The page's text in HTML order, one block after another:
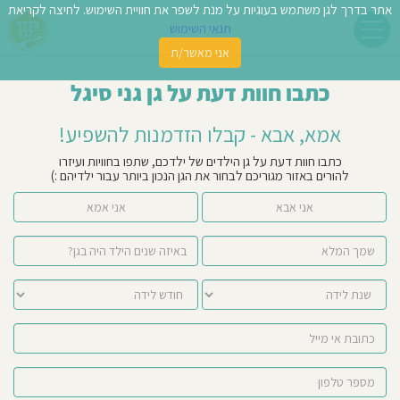
כתבו חוות דעת על גן גני סיגל
אמא, אבא - קבלו הזדמנות להשפיע!
כתבו חוות דעת על גן הילדים של ילדכם, שתפו בחוויות ועיזרו
להורים באזור מגוריכם לבחור את הגן הנכון ביותר עבור ילדיהם :)
אני אמא אני אבא
אתר בדרך לגן משתמש בעוגיות על מנת לשפר את חוויית השימוש. לחיצה לקריאת
תנאי השימוש
אני מאשר/ת